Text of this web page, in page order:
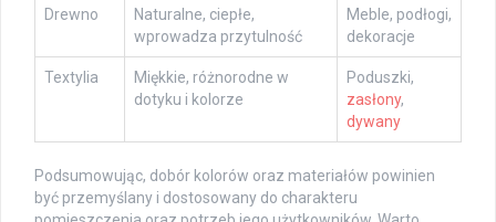
Drewno
Naturalne, ciepłe,
wprowadza przytulność
Meble, podłogi,
dekoracje
Textylia
Miękkie, różnorodne w
dotyku i kolorze
Poduszki,
zasłony,
dywany
Podsumowując, dobór kolorów oraz materiałów powinien
być przemyślany i dostosowany do charakteru